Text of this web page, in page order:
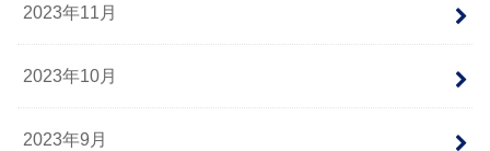
2023年11月
2023年10月
2023年9月